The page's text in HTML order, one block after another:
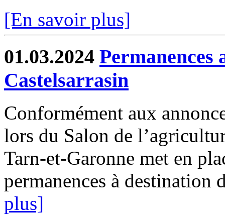
[En savoir plus]
01.03.2024 Permanences
Castelsarrasin
Conformément aux
lors du Salon de
Tarn-et-Garonne met en
permanences à destination
plus]